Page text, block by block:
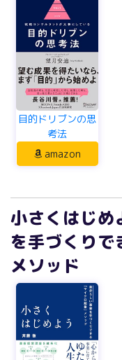
目的ドリブンの思
考法
amazon
小さくはじ
を手づくりで
メソッド